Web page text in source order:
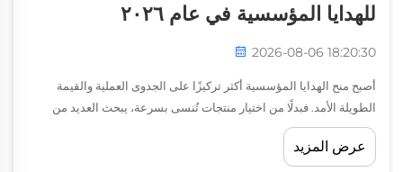
للهدايا المؤسسية في عام ٢٠٢٦
2026-08-06 18:20:30
أصبح منح الهدايا المؤسسية أكثر تركيزًا على الجدوى العملية والقيمة
الطويلة الأمد. فبدلًا من اختيار منتجات تُنسى بسرعة، يبحث العديد من
الشركات الآن عن أشياء مفيدة يمكن أن تعزز التعرُّف على العلامة التجارية
وتقدِّم قيمة حقيقية...
عرض المزيد